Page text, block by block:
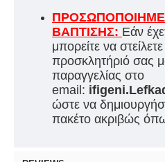
ΒΑΠΤΙΣΗΣ: Εάν
μπορείτε να
προσκλητήριό σας
παραγγελίας στο
email:
ώστε να
πακέτο ακριβώς